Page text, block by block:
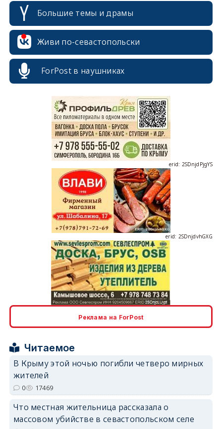
Большие темы и драмы
Живи по-севастопольски
ForPost в наушниках
erid: 2SDnjcrDNw6
erid: 2SDnjdvhGXG
erid: 2SDnjdPjgYS
Реклама на ForPost
Читаемое
В Крыму этой ночью погибли четверо мирных
жителей
0 17469
Что местная жительница рассказала о
массовом убийстве в севастопольском селе